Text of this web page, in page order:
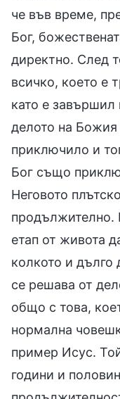
че във време,
Бог,
директно. След
всичко, което е
като е
делото на Божия
приключило и
Бог също
Неговото
продължително.
етап от живота
колкото и дълго
се решава от
общо с това,
нормална
пример Исус.
години и